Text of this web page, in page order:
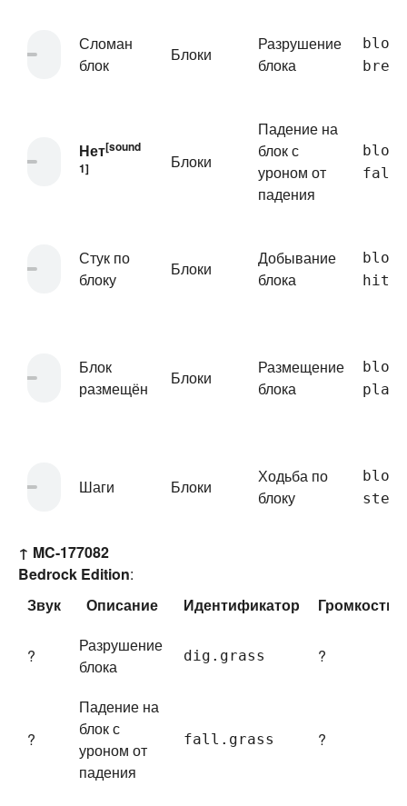
Сломан
блок
Блоки
Разрушение
блока
break
Нет[sound
1]
Блоки
Падение на
блок с
уроном от
падения
fall
Стук по
блоку
Блоки
Добывание
блока
hit
Блок
размещён
Блоки
Размещение
блока
place
Шаги Блоки
Ходьба по
блоку
step
↑ MC-177082
Bedrock Edition:
Звук
Описание Идентификатор Громкость
?
Разрушение
блока
dig. grass ?
?
Падение на
блок с
уроном от
падения
fall. grass ?